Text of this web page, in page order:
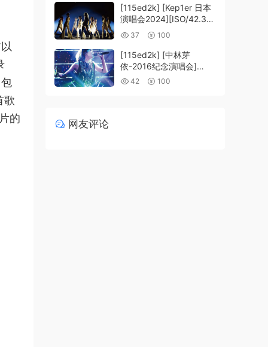
歌
的
.x264]
[115ed2k] [Kep1er 日本
演唱会2024][ISO/42.36
GiB]
37 100
[115ed2k] [中林芽
依-2016纪念演唱会]
[ISO/39.58 GiB]
42 100
网友评论